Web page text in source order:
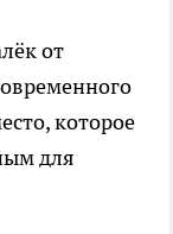
от
которое
для